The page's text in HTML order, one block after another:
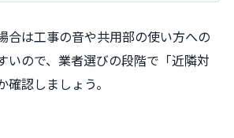
合は工事の音や共用部の使い方への
いので、業者選びの段階で「近隣対
認しましょう。